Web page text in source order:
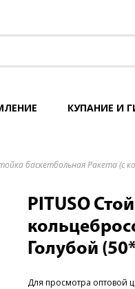
КУПАНИЕ И
баскетбольная Ракета (с
PITUSO
Голубой
Для просмотра оптовой